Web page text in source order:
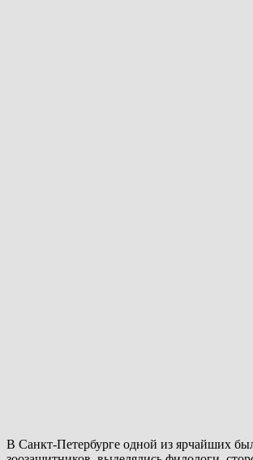
В Санкт-Петербурге одной из ярчайших